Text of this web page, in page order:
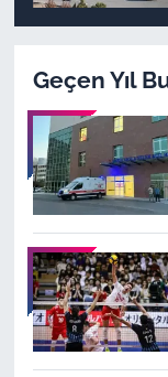
Geçen Yıl